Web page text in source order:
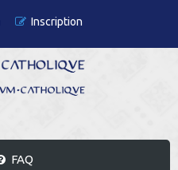
Inscription
FAQ